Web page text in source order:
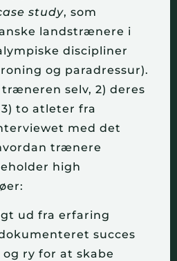
study, som
landstrænere i
discipliner
og paradressur).
træneren selv, 2) deres
to atleter fra
med det
trænere
high
ud fra erfaring
succes
ry for at skabe